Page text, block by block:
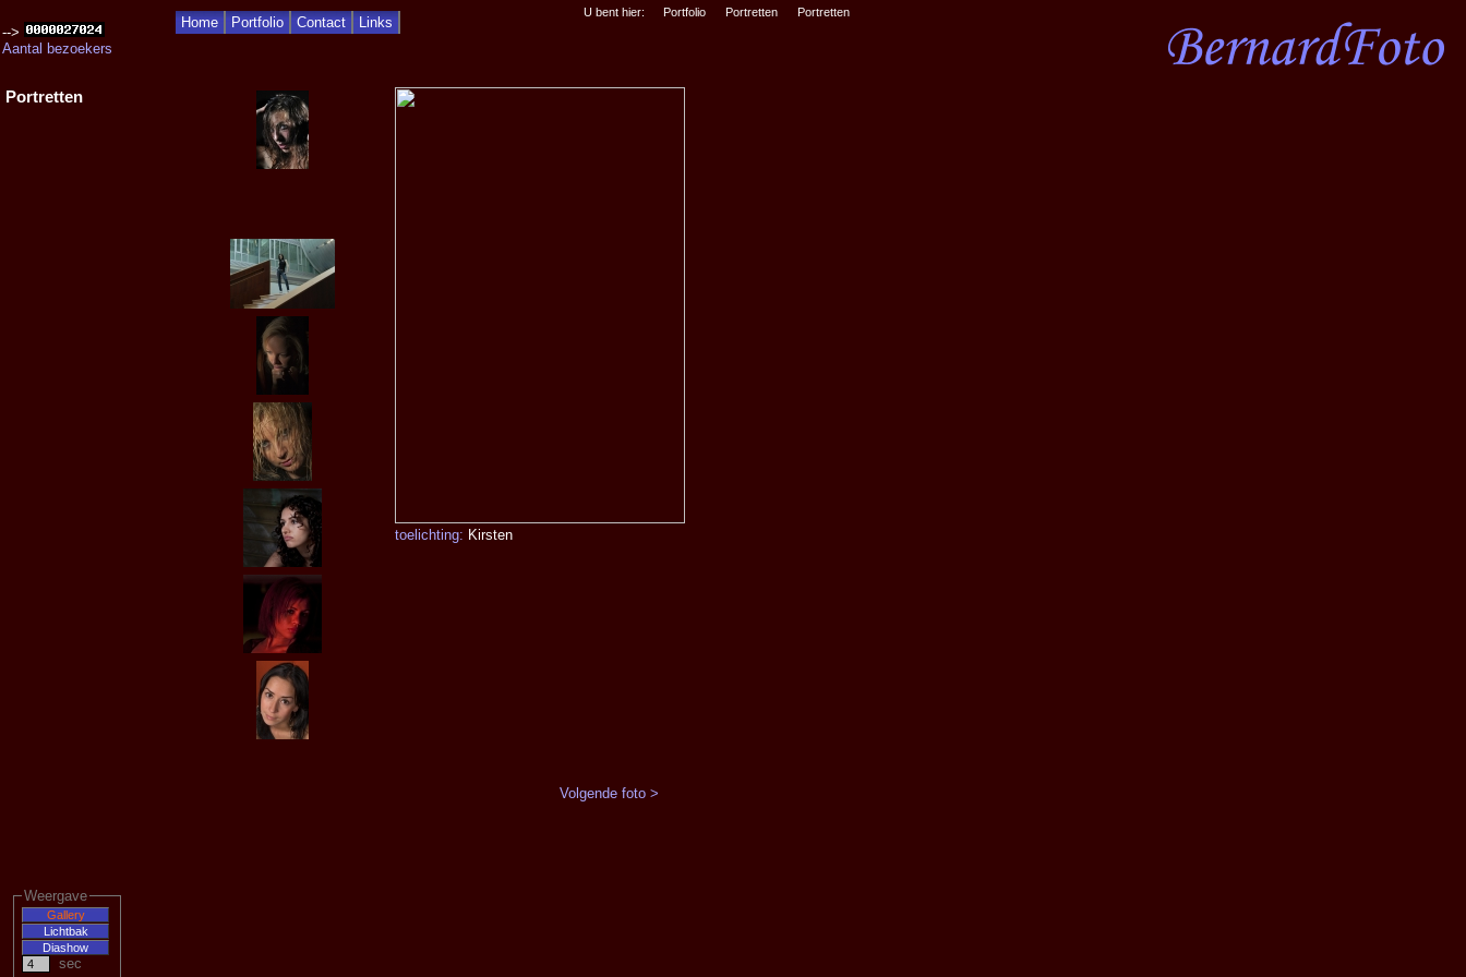
Home Portfolio Contact Links
U bent hier: Portfolio Portretten Portretten
-->
Aantal bezoekers
Portretten
Weergave
sec
toelichting: Kirsten
Volgende foto >